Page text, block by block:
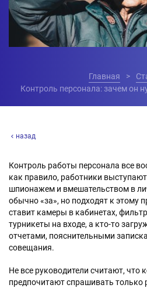
Главная
Контроль персонала: зачем он
назад
Контроль работы персонала все
как правило, работники
шпионажем и вмешательством в
обычно «за», но подходят к этому
ставит камеры в кабинетах,
турникеты на входе, а кто-то
отчетами, пояснительными
совещания.
Не все руководители считают, что
предпочитают спрашивать только